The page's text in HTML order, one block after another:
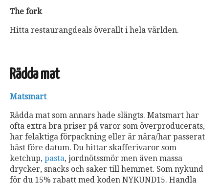
The fork
Hitta restaurangdeals överallt i hela världen.
Rädda mat
Matsmart
Rädda mat som annars hade slängts. Matsmart har
ofta extra bra priser på varor som överproducerats,
har felaktiga förpackning eller är nära/har passerat
bäst före datum. Du hittar skafferivaror som
ketchup, pasta, jordnötssmör men även massa
drycker, snacks och saker till hemmet. Som nykund
för du 15% rabatt med koden NYKUND15. Handla